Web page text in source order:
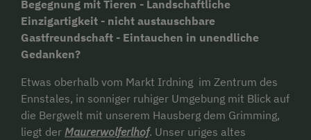
Begegnung mit Tieren - Landschaftliche
Einzigartigkeit - nicht austauschbare
Gastfreundschaft - Eintauchen in unendliche
Gedanken?
Etwas oberhalb vom Markt Irdning im Zentrum des
Ennstales, in sonniger ruhiger Umgebung mit Blick auf
die Bergwelt mit unserem Hausberg dem Grimming,
liegt der Maurerwolferlhof. Unser uriges altes